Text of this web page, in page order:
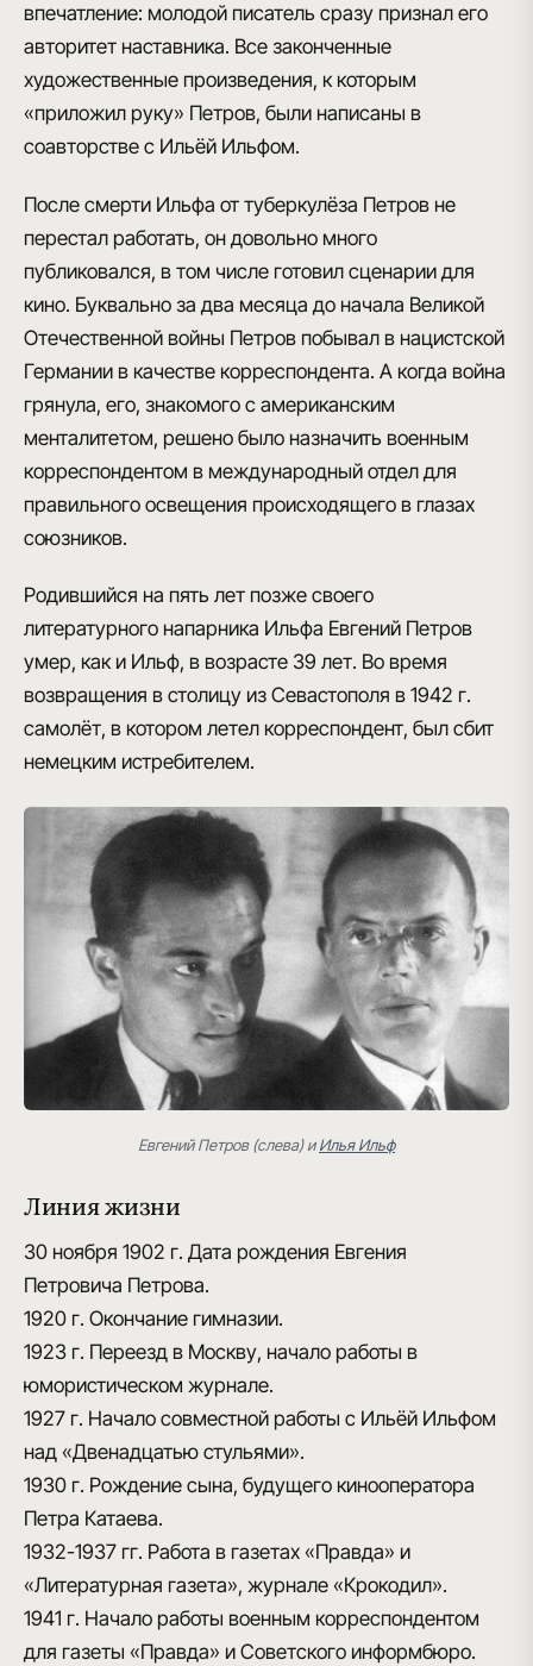
впечатление: молодой писатель сразу признал его
авторитет наставника. Все законченные
художественные произведения, к которым
«приложил руку» Петров, были написаны в
соавторстве с Ильёй Ильфом.
После смерти Ильфа от туберкулёза Петров не
перестал работать, он довольно много
публиковался, в том числе готовил сценарии для
кино. Буквально за два месяца до начала Великой
Отечественной войны Петров побывал в нацистской
Германии в качестве корреспондента. А когда война
грянула, его, знакомого с американским
менталитетом, решено было назначить военным
корреспондентом в международный отдел для
правильного освещения происходящего в глазах
союзников.
Родившийся на пять лет позже своего
литературного напарника Ильфа Евгений Петров
умер, как и Ильф, в возрасте 39 лет. Во время
возвращения в столицу из Севастополя в 1942 г.
самолёт, в котором летел корреспондент, был сбит
немецким истребителем.
Евгений Петров (слева) иИлья Ильф
Линия жизни
30 ноября 1902 г. Дата рождения Евгения
Петровича Петрова.
1920 г. Окончание гимназии.
1923 г. Переезд в Москву, начало работы в
юмористическом журнале.
1927 г. Начало совместной работы с Ильёй Ильфом
над «Двенадцатью стульями».
1930 г. Рождение сына, будущего кинооператора
Петра Катаева.
1932-1937 гг. Работа в газетах «Правда» и
«Литературная газета», журнале «Крокодил».
1941 г. Начало работы военным корреспондентом
для газеты «Правда» и Советского информбюро.